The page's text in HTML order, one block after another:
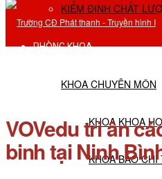
KIỂM ĐỊNH CHẤT
PHÒNG KHOA
KHOA CHUYÊN MÔN
KHOA KHOA
KHOA BÁO CHÍ
VOVedu tri ân
binh tại Ninh